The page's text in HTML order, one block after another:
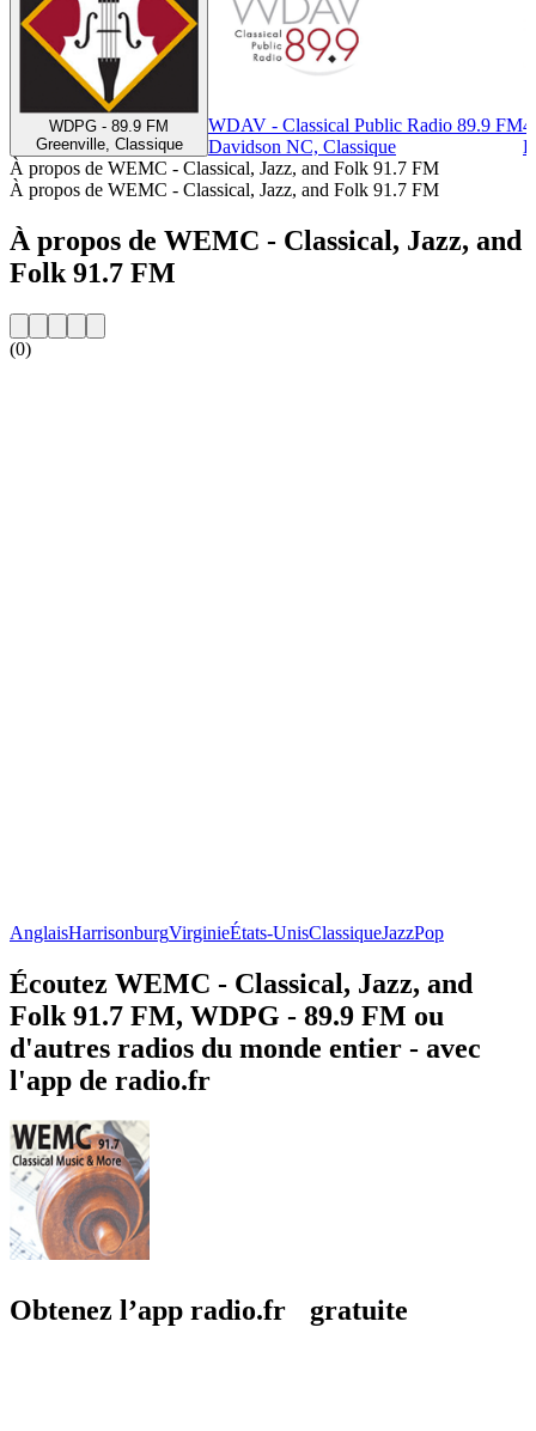
WDPG - 89.9 FM
Greenville, Classique
WDAV - Classical Public Radio 89.9 FM
Davidson NC, Classique
À propos de WEMC - Classical, Jazz, and Folk 91.7 FM
À propos de WEMC - Classical, Jazz, and Folk 91.7 FM
À propos de WEMC - Classical, Jazz, and
Folk 91.7 FM
(0)
AnglaisHarrisonburgVirginieÉtats-UnisClassiqueJazzPop
Écoutez WEMC - Classical, Jazz, and
Folk 91.7 FM, WDPG - 89.9 FM ou
d'autres radios du monde entier - avec
l'app de radio.fr
Obtenez l’app radio.fr gratuite